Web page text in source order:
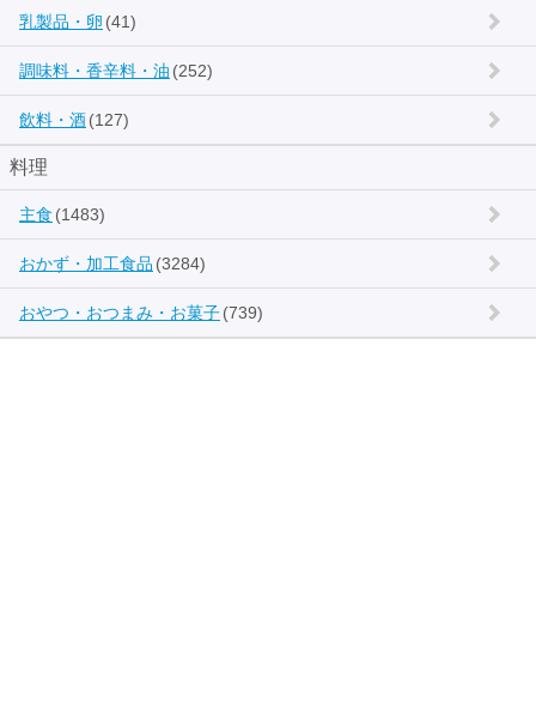
乳製品・卵 (41)
調味料・香辛料・油 (252)
飲料・酒(127)
料理
主食 (1483)
おかず・加工食品 (3284)
おやつ・おつまみ・お菓子(739)